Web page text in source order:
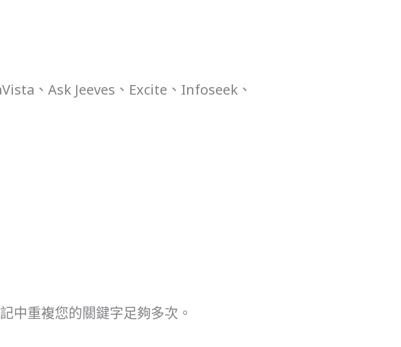
、Ask Jeeves、Excite、Infoseek、
中重複您的關鍵字足夠多次。